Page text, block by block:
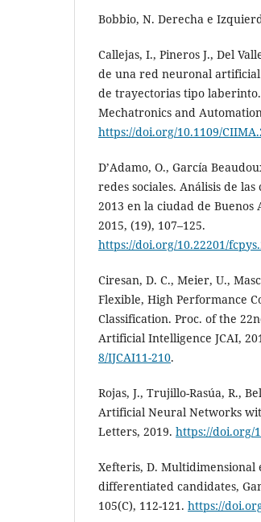
Bobbio, N. Derecha e
Callejas, I., Pineros J., Del
de una red neuronal artificial
de trayectorias tipo
Mechatronics and
https://doi.org/10.1109/
D’Adamo, O., García
redes sociales. Análisis de
2013 en la ciudad de Buenos
2015, (19), 107–125.
https://doi.org/10.22201/
Ciresan, D. C., Meier, U.,
Flexible, High Performance
Classification. Proc. of the
Artificial Intelligence JCAI,
8/IJCAI11-210.
Rojas, J., Trujillo-Rasúa, R.,
Artificial Neural Networks
Letters, 2019. https://doi.org/
Xefteris, D.
differentiated candidates,
105(C), 112-121. https://